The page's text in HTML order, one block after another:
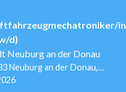
in
d)
Neuburg an der Donau
Neuburg an der Donau,